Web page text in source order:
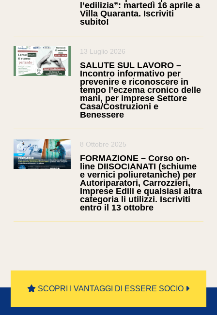
l’edilizia”: martedì 16 aprile a
Villa Quaranta. Iscriviti
subito!
13 Luglio 2026
SALUTE SUL LAVORO –
Incontro informativo per
prevenire e riconoscere in
tempo l’eczema cronico delle
mani, per imprese Settore
Casa/Costruzioni e
Benessere
8 Ottobre 2025
FORMAZIONE – Corso on-
line DIISOCIANATI (schiume
e vernici poliuretaniche) per
Autoriparatori, Carrozzieri,
Imprese Edili e qualsiasi altra
categoria li utilizzi. Iscriviti
entro il 13 ottobre
SCOPRI I VANTAGGI DI ESSERE SOCIO